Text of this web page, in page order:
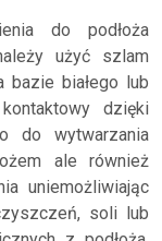
do podłoża
użyć szlam
bazie białego lub
dzięki
do wytwarzania
ale również
uniemożliwiając
soli lub